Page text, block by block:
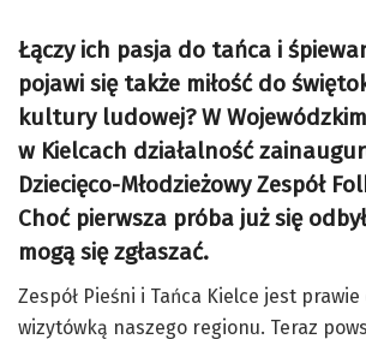
Łączy ich pasja do tańca i
pojawi się także miłość do
kultury ludowej? W
w Kielcach działalność
Dziecięco-Młodzieżowy Zespół
Choć pierwsza próba już się
mogą się zgłaszać.
Zespół Pieśni i Tańca Kielce jest prawie
wizytówką naszego regionu. Teraz